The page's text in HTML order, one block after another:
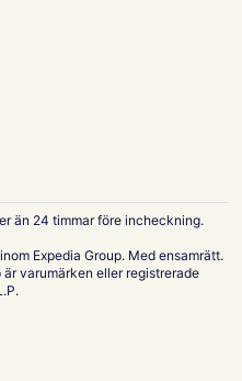
än 24 timmar före incheckning.
Expedia Group. Med ensamrätt.
varumärken eller registrerade